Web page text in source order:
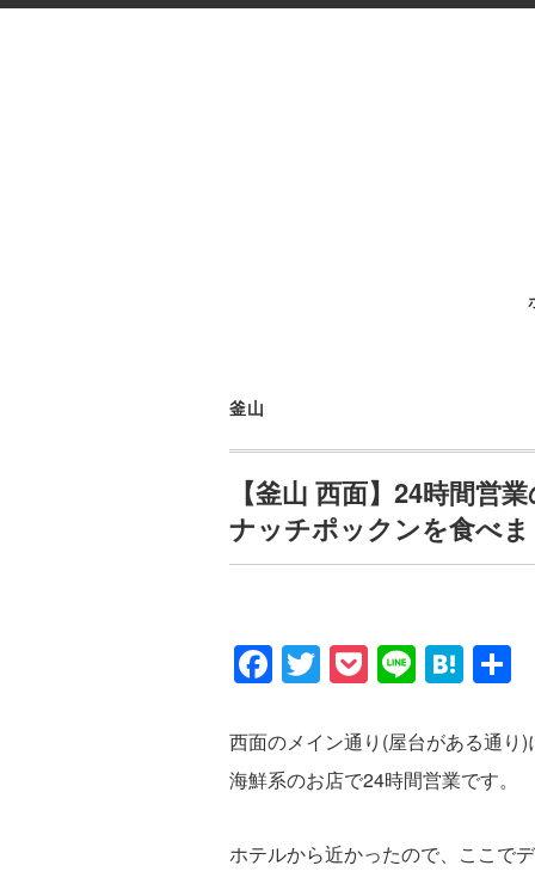
釜山
【釜山 西面】24時間営
ナッチポックンを食べ
F
a
c
e
o
T
wi
tt
er
P
o
ck
et
Li
n
e
H
at
e
n
西面のメイン通り(屋台がある通り
海鮮系のお店で24時間営業です。
ホテルから近かったので、ここで